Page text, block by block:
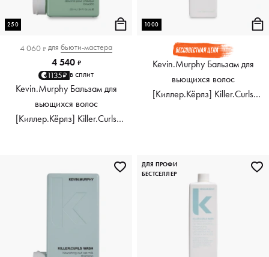
250
4 060 ₽ для бьюти-мастера
4 540 ₽
1135₽ в сплит
Kevin.Murphy Бальзам для
вьющихся волос
[Киллер.Кёрлз] Killer.Curls
1000
Kevin.Murphy Бальзам для
вьющихся волос
[Киллер.Кёрлз] Killer.Curls
ДЛЯ ПРОФИ
БЕСТСЕЛЛЕР